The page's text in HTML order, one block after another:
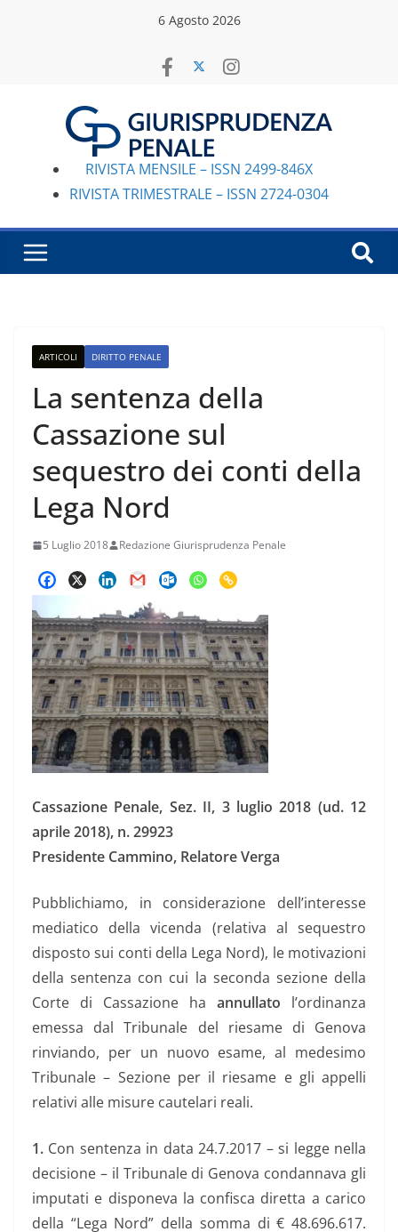
6 Agosto 2026
RIVISTA MENSILE – ISSN 2499-846X
RIVISTA TRIMESTRALE – ISSN 2724-0304
ARTICOLI DIRITTO PENALE
La sentenza della
Cassazione sul
sequestro dei conti della
Lega Nord
5 Luglio 2018 Redazione Giurisprudenza Penale
Cassazione Penale, Sez. II, 3 luglio 2018 (ud. 12
aprile 2018), n. 29923
Presidente Cammino, Relatore Verga
Pubblichiamo, in considerazione dell’interesse
mediatico della vicenda (relativa al sequestro
disposto sui conti della Lega Nord), le motivazioni
della sentenza con cui la seconda sezione della
Corte di Cassazione ha annullato l’ordinanza
emessa dal Tribunale del riesame di Genova
rinviando, per un nuovo esame, al medesimo
Tribunale – Sezione per il riesame e gli appelli
relativi alle misure cautelari reali.
1. Con sentenza in data 24.7.2017 – si legge nella
decisione – il Tribunale di Genova condannava gli
imputati e disponeva la confisca diretta a carico
della “Lega Nord” della somma di € 48.696.617.